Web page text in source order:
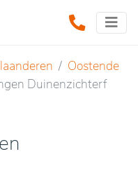
Oostende
Duinenzichterf